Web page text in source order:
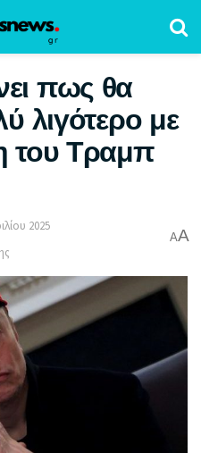
πως θα
λιγότερο με
του Τραμπ
2025
AA